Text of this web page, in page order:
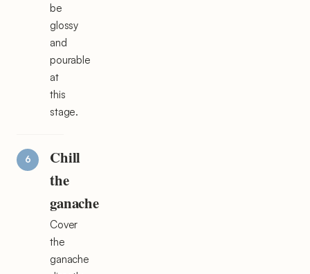
be
glossy
and
pourable
at
this
stage.
Chill
the
ganache
Cover
the
ganache